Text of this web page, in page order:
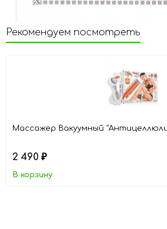
Рекомендуем посмотреть
Массажер Вакуумный
2 490 ₽
В корзину